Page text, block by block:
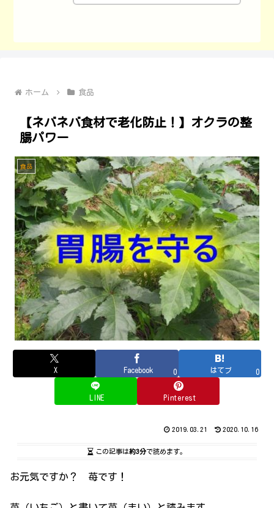
ホーム 食品
【ネバネバ食材で老化防止！】オクラの整
腸パワー
食品
X Facebook 0 はてブ 0
LINE Pinterest
2019.03.21 2020.10.16
この記事は約3分で読めます。
お元気ですか？ 苺です！